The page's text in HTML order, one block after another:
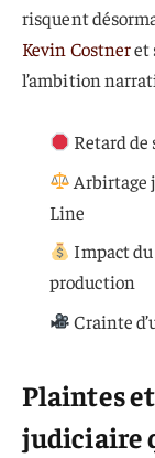
risquent
Kevin Costneret
l’ambition
Retard
Arbirtage
Line
Impact
production
Crainte
Plaintes
judiciaire